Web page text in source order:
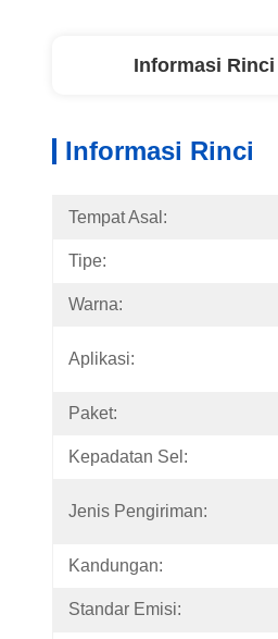
Informasi Rinci
Informasi Rinci
Tempat Asal:
Tipe:
Warna:
Aplikasi:
Paket:
Kepadatan Sel:
Jenis Pengiriman:
Kandungan:
Standar Emisi: